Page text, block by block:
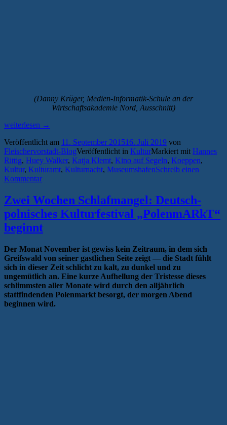
(Danny Krüger, Medien-Informatik-Schule an der
Wirtschaftsakademie Nord, Ausschnitt)
„Das
der
13.
Greifswalder
Kulturnacht“
weiterlesen →
Veröffentlicht am 11. September 201516. Juli 2019 von
Fleischervorstadt-BlogVeröffentlicht in KulturMarkiert mit Hannes
Rittig, Huey Walker, Katja Klemt, Kino auf Segeln, Koeppen,
Kultur, Kulturamt, Kulturnacht, MuseumshafenSchreib einen
Kommentar
Zwei Wochen Schlafmangel: Deutsch-
polnisches Kulturfestival „PolenmARkT“
beginnt
Der Monat November ist gewiss kein Zeitraum, in dem sich
Greifswald von seiner gastlichen Seite zeigt — die Stadt fühlt
sich in dieser Zeit schlicht zu kalt, zu dunkel und zu
ungemütlich an. Eine kurze Aufhellung der Tristesse dieses
schlimmsten aller Monate wird durch den alljährlich
stattfindenden Polenmarkt besorgt, der morgen Abend
beginnen wird.